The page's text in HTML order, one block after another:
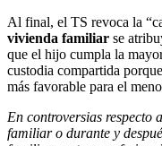
Al final, el TS revoca la
vivienda familiar se
que el hijo cumpla la
custodia compartida
más favorable para el
En controversias
familiar o durante y